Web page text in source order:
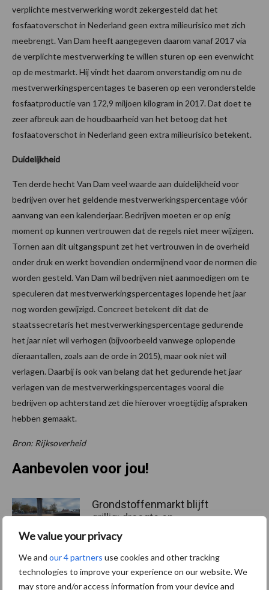
We value your privacy
We and our 4 partners use cookies and other tracking
technologies to improve your experience on our website. We
may store and/or access information from your device and
verplichte mestverwerking wordt zekergesteld dat het
fosfaatoverschot in Nederland geen extra milieurisico met zich
meebrengt. Van Dam heeft aangegeven daarom vanaf 2017 via
de verplichte mestverwerking te willen sturen op een evenwicht
op de mestmarkt. Hij vindt het daarom onverstandig om nu de
mestverwerkingspercentages te baseren op een veronderstelde
fosfaatproductie van 172,9 miljoen kilogram in 2017. Dat doet te
zeer afbreuk aan de houdbaarheid van het betoog dat het
fosfaatoverschot in Nederland geen extra milieurisico betekent.
Duidelijkheid
Ten derde hecht Van Dam veel waarde aan duidelijkheid voor
bedrijven over het geldende mestverwerkingspercentage vóór
aanvang van een kalenderjaar. Bedrijven moeten er op enig
moment op kunnen vertrouwen dat de regels niet meer wijzigen.
Tornen aan dit uitgangspunt zet het vertrouwen in de overheid
onder druk en werkt bovendien ondermijnend voor de normen die
worden gesteld. Van Dam wil bedrijven niet aanmoedigen om te
speculeren dat mestverwerkingspercentages lopende het jaar
nog worden gewijzigd. Concreet betekent dit dat de
staatssecretaris het mestverwerkingspercentage gedurende
het jaar niet wil verhogen (bijvoorbeeld vanwege oplopende
dieraantallen, zoals aan de orde in 2015), maar ook niet wil
verlagen. Daarbij is ook van belang dat het gedurende het jaar
verlagen van de mestverwerkingspercentages vooral die
bedrijven op achterstand zet die hierover vroegtijdig afspraken
hebben gemaakt.
Bron: Rijksoverheid
Aanbevolen voor jou!
Grondstoffenmarkt blijft
grillig: droogte en
geopolitiek houden handel
in de greep
De speenhuid: een vaak